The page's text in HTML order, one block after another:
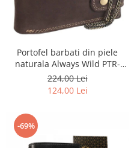
Portofel barbati din piele
naturala Always Wild PTR-
2900-BIC
224,00 Lei
124,00 Lei
-69%